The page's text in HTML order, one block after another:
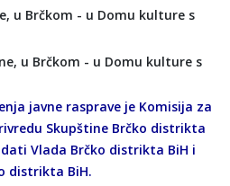
u Brčkom - u Domu kulture s
u Brčkom - u Domu kulture s
javne rasprave je Komisija za
Skupštine Brčko distrikta
Vlada Brčko distrikta BiH i
distrikta BiH.